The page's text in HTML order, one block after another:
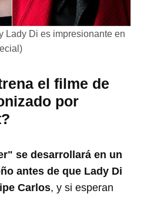
Lady Di es impresionante en
el filme de
por
se desarrollará en un
antes de que Lady Di
Carlos, y si esperan